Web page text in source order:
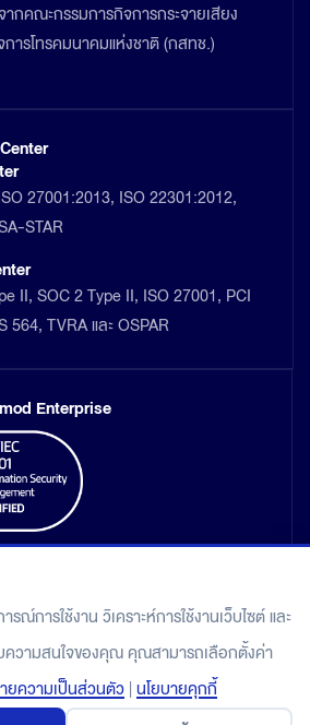
กคณะกรรมการกิจการกระจายเสียง
ารโทรคมนาคมแห่งชาติ (กสทช.)
27001:2013, ISO 22301:2012,
STAR
II, SOC 2 Type II, ISO 27001, PCI
564, TVRA และ OSPAR
Enterprise
ล
รณ์การใช้งาน วิเคราะห์การใช้งานเว็บไซต์ และ
ความสนใจของคุณ คุณสามารถเลือกตั้งค่า
ยความเป็นส่วนตัว | นโยบายคุกกี้